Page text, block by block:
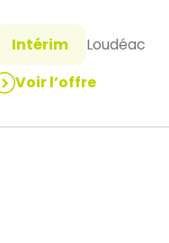
Intérim
Loudéac
Voir l’offre